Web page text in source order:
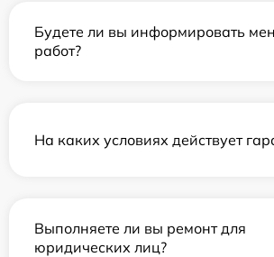
Будете ли вы информировать
работ?
На каких условиях действует
Выполняете ли вы ремонт для
юридических лиц?